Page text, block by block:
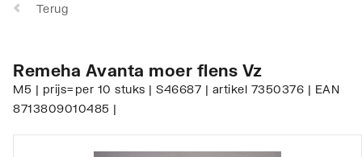
Terug
Remeha Avanta moer flens Vz
M5 | prijs=per 10 stuks | S46687 | artikel 7350376 | EAN
8713809010485 |